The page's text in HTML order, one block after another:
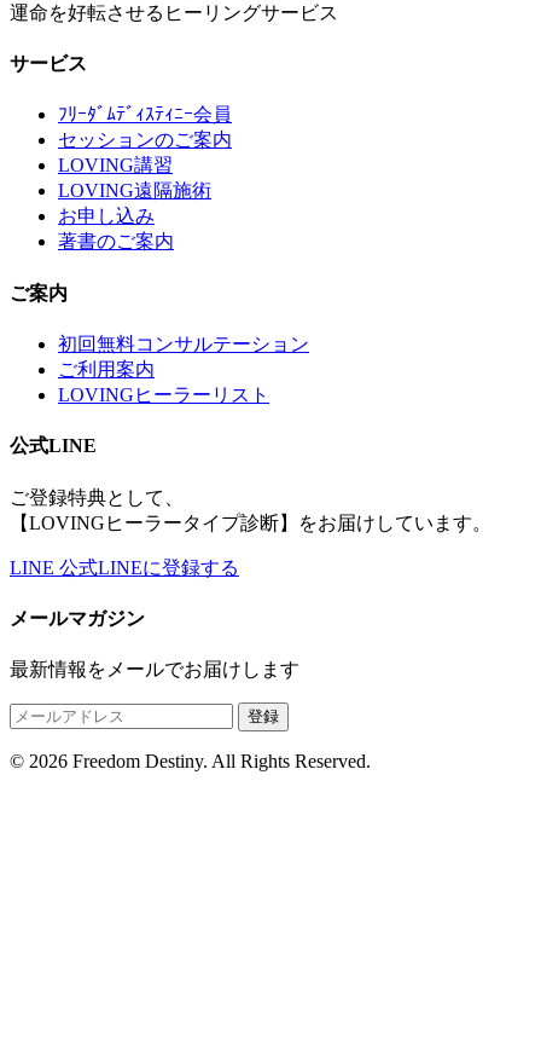
運命を好転させるヒーリングサービス
サービス
ﾌﾘｰﾀﾞﾑﾃﾞｨｽﾃｨﾆｰ会員
セッションのご案内
LOVING講習
LOVING遠隔施術
お申し込み
著書のご案内
ご案内
初回無料コンサルテーション
ご利用案内
LOVINGヒーラーリスト
公式LINE
ご登録特典として、
【LOVINGヒーラータイプ診断】をお届けしています。
LINE 公式LINEに登録する
メールマガジン
最新情報をメールでお届けします
登録
© 2026 Freedom Destiny. All Rights Reserved.